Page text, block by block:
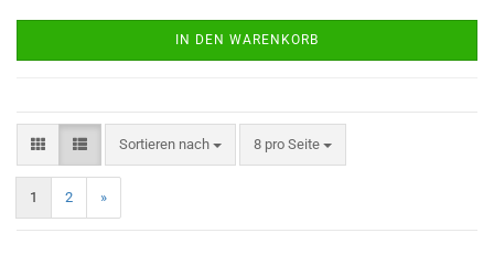
IN DEN WARENKORB
Sortieren nach
Sortieren nach 8 pro Seite
pro Seite
1 2 »